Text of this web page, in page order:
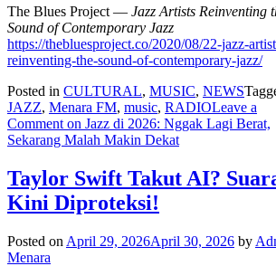
The Blues Project — Jazz Artists Reinventing
Sound of Contemporary Jazz
https://thebluesproject.co/2020/08/22-jazz-
reinventing-the-sound-of-contemporary-jazz/
Posted in CULTURAL, MUSIC, NEWS
JAZZ, Menara FM, music, RADIOLeave a
Comment on Jazz di 2026: Nggak Lagi Berat,
Sekarang Malah Makin Dekat
Taylor Swift Takut AI?
Kini Diproteksi!
Posted on April 29, 2026April 30, 2026 by
Menara